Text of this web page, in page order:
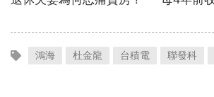
鴻海 杜金龍 台積電 聯發科